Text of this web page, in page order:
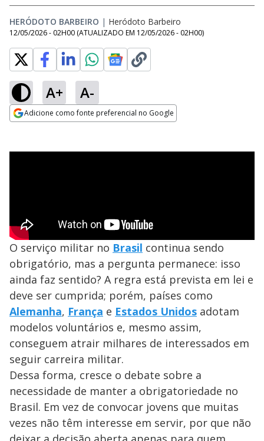
HERÓDOTO BARBEIRO | Heródoto Barbeiro
12/05/2026 - 02H00 (ATUALIZADO EM 12/05/2026 - 02H00)
A+ A-
Adicione como fonte preferencial no Google
O serviço militar no Brasil continua sendo
obrigatório, mas a pergunta permanece: isso
ainda faz sentido? A regra está prevista em lei e
deve ser cumprida; porém, países como
Alemanha, França e Estados Unidos adotam
modelos voluntários e, mesmo assim,
conseguem atrair milhares de interessados em
seguir carreira militar.
Dessa forma, cresce o debate sobre a
necessidade de manter a obrigatoriedade no
Brasil. Em vez de convocar jovens que muitas
vezes não têm interesse em servir, por que não